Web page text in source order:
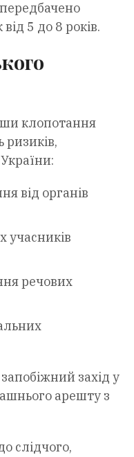
5 до 8 років.
клопотання
ризиків,
від органів
учасників
речових
захід у
арешту з
слідчого,